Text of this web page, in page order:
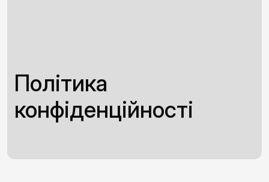
Політика
конфіденційності